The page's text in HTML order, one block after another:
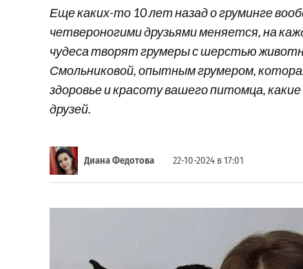
Еще каких-то 10 лет назад о груминге
четвероногими друзьями меняется, на
чудеса творят грумеры с шерстью
Смольниковой, опытным грумером,
здоровье и красоту вашего питомца,
друзей.
Диана Федотова 22-10-2024 в 17:01